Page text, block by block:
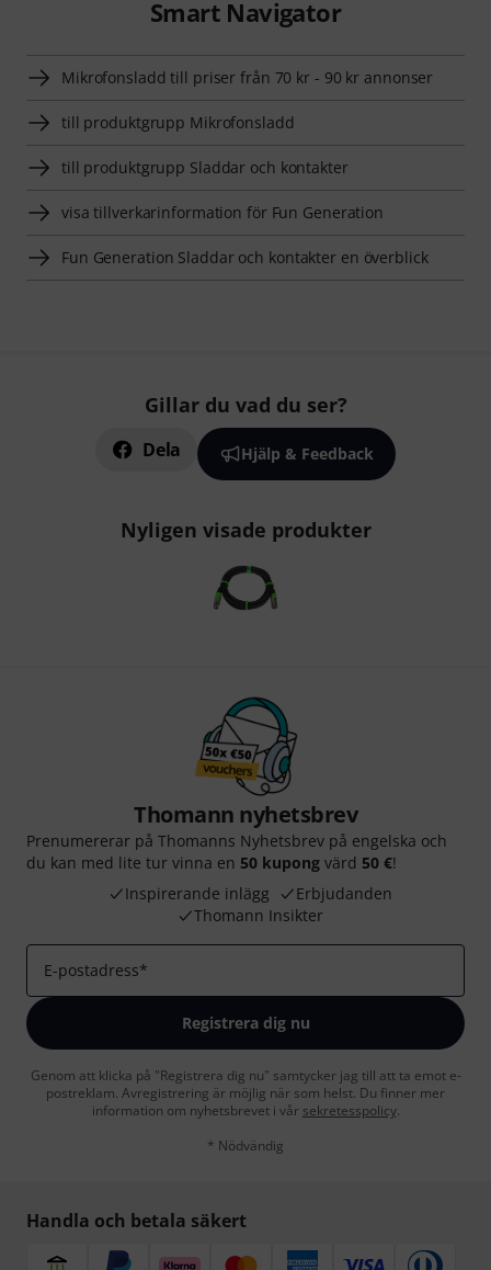
Smart Navigator
Mikrofonsladd till priser från 70 kr - 90 kr annonser
till produktgrupp Mikrofonsladd
till produktgrupp Sladdar och kontakter
visa tillverkarinformation för Fun Generation
Fun Generation Sladdar och kontakter en överblick
Gillar du vad du ser?
Dela Hjälp & Feedback
Nyligen visade produkter
Thomann nyhetsbrev
Prenumererar på Thomanns Nyhetsbrev på engelska och
du kan med lite tur vinna en 50 kupong värd 50 €!
Inspirerande inlägg
Erbjudanden
Thomann Insikter
E-postadress*
Registrera dig nu
Genom att klicka på "Registrera dig nu" samtycker jag till att ta emot e-
postreklam. Avregistrering är möjlig när som helst. Du finner mer
information om nyhetsbrevet i vår sekretesspolicy.
* Nödvändig
Handla och betala säkert